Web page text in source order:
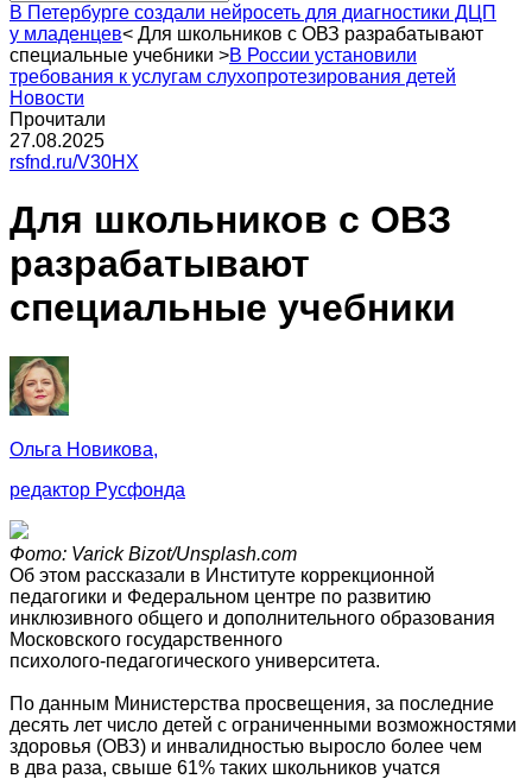
В Петербурге создали нейросеть для диагностики ДЦП
у младенцев< Для школьников с ОВЗ разрабатывают
специальные учебники >В России установили
требования к услугам слухопротезирования детей
Новости
Прочитали
27.08.2025
rsfnd.ru/V30HX
Для школьников с ОВЗ
разрабатывают
специальные учебники
Ольга Новикова,
редактор Русфонда
Фото: Varick Bizot/Unsplash.com
Об этом рассказали в Институте коррекционной
педагогики и Федеральном центре по развитию
инклюзивного общего и дополнительного образования
Московского государственного
психолого‑педагогического университета.
По данным Министерства просвещения, за последние
десять лет число детей с ограниченными возможностями
здоровья (ОВЗ) и инвалидностью выросло более чем
в два раза, свыше 61% таких школьников учатся